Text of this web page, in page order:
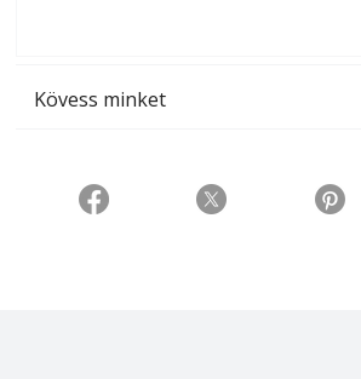
Kövess minket